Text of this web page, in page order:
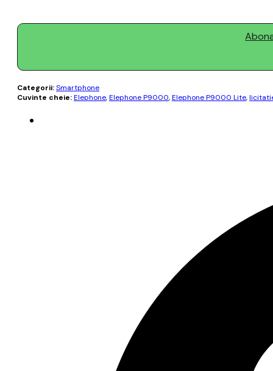
Categorii:Smartphone
Cuvinte cheie:Elephone,Elephone P9000,Elephone P9000 Lite,